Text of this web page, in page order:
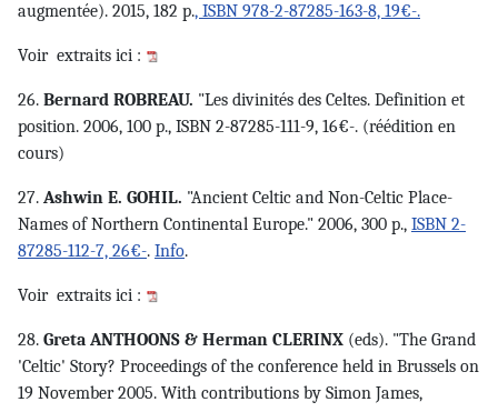
augmentée). 2015, 182 p., ISBN 978-2-87285-163-8, 19€-.
Voir extraits ici :
26. Bernard ROBREAU. "Les divinités des Celtes. Definition et
position. 2006, 100 p., ISBN 2-87285-111-9, 16€-. (réédition en
cours)
27. Ashwin E. GOHIL. "Ancient Celtic and Non-Celtic Place-
Names of Northern Continental Europe." 2006, 300 p., ISBN 2-
87285-112-7, 26€-. Info.
Voir extraits ici :
28. Greta ANTHOONS & Herman CLERINX (eds). "The Grand
'Celtic' Story? Proceedings of the conference held in Brussels on
19 November 2005. With contributions by Simon James,